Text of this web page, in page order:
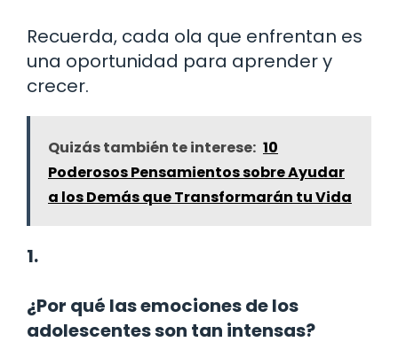
Recuerda, cada ola que enfrentan es
una oportunidad para aprender y
crecer.
Quizás también te interese: 10
Poderosos Pensamientos sobre Ayudar
a los Demás que Transformarán tu Vida
1.
¿Por qué las emociones de los
adolescentes son tan intensas?